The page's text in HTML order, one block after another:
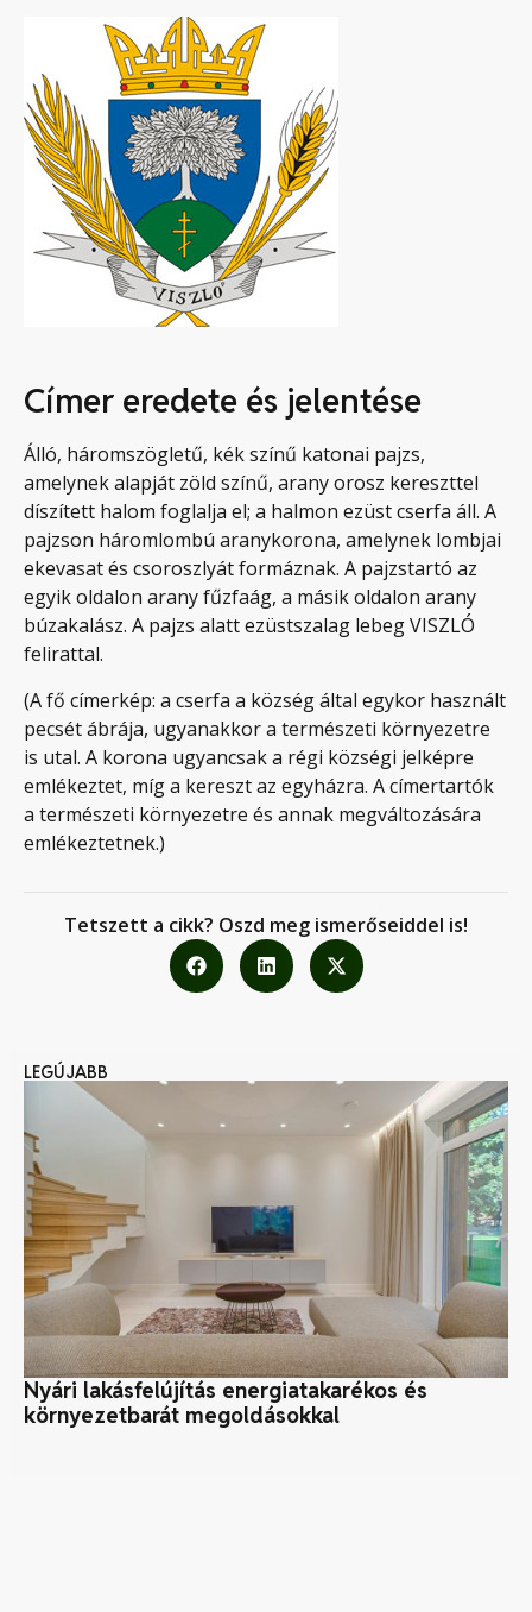
Címer eredete és jelentése
Álló, háromszögletű, kék színű katonai pajzs,
amelynek alapját zöld színű, arany orosz kereszttel
díszített halom foglalja el; a halmon ezüst cserfa áll. A
pajzson háromlombú aranykorona, amelynek lombjai
ekevasat és csoroszlyát formáznak. A pajzstartó az
egyik oldalon arany fűzfaág, a másik oldalon arany
búzakalász. A pajzs alatt ezüstszalag lebeg VISZLÓ
felirattal.
(A fő címerkép: a cserfa a község által egykor használt
pecsét ábrája, ugyanakkor a természeti környezetre
is utal. A korona ugyancsak a régi községi jelképre
emlékeztet, míg a kereszt az egyházra. A címertartók
a természeti környezetre és annak megváltozására
emlékeztetnek.)
Tetszett a cikk? Oszd meg ismerőseiddel is!
LEGÚJABB
Nyári lakásfelújítás energiatakarékos és
környezetbarát megoldásokkal